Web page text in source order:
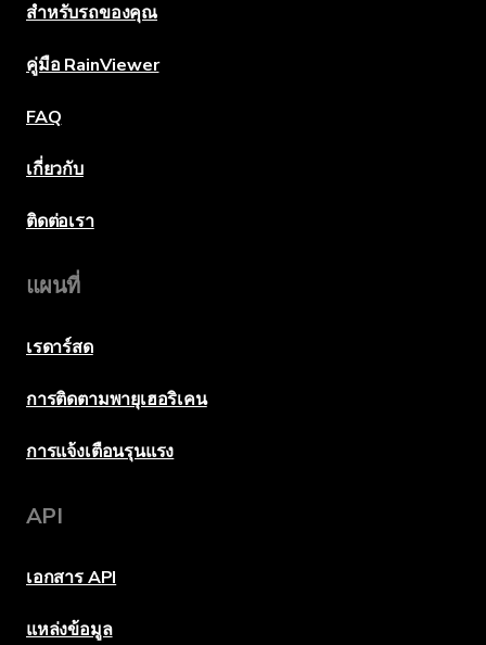
สำหรับรถของคุณ
คู่มือ RainViewer
FAQ
เกี่ยวกับ
ติดต่อเรา
แผนที่
เรดาร์สด
การติดตามพายุเฮอริเคน
การแจ้งเตือนรุนแรง
API
เอกสาร API
แหล่งข้อมูล